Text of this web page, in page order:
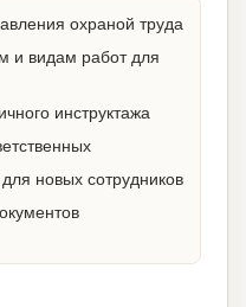
охраной труда
и видам работ для
инструктажа
новых сотрудников